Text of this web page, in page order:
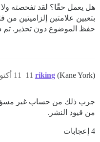
هل يعمل حقًا؟ لقد تفحصته
بتعيين علامتين إلزاميتين من
حفظ الموضوع دون تحذير.
riking (Kane York) 11 أكتوبر 2020، 8:08ص 11
جرب ذلك من حساب غير
من قيود النشر.
4 إعجابات